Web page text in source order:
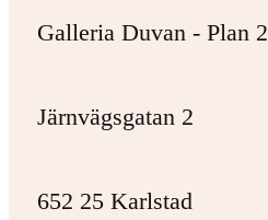
Galleria Duvan - Plan 2
Järnvägsgatan 2
652 25 Karlstad